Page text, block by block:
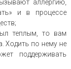
аллергию,
и в процессе
теплым, то вам
Ходить по нему не
поддерживать